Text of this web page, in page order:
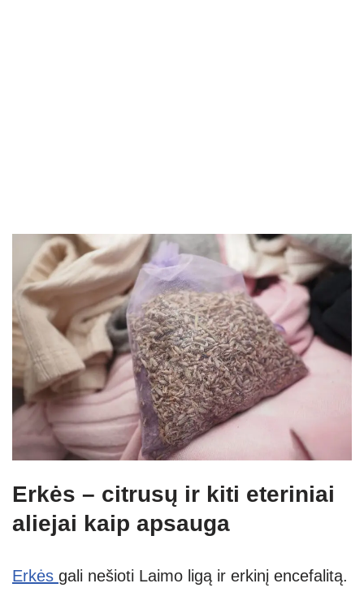
Erkės – citrusų ir kiti eteriniai
aliejai kaip apsauga
Erkės gali nešioti Laimo ligą ir erkinį encefalitą.